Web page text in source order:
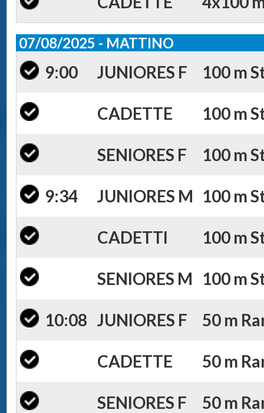
07/08/2025 - MATTINO
9:00 JUNIORES F 100 m
CADETTE 100 m
SENIORES F 100 m
9:34 JUNIORES M 100 m
CADETTI 100 m
SENIORES M 100 m
10:08 JUNIORES F 50 m
CADETTE 50 m
SENIORES F 50 m